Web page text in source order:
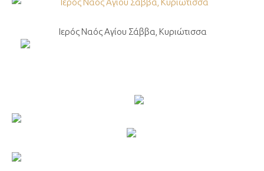
Ιερός Ναός Αγίου Σάββα, Κυριώτισσα